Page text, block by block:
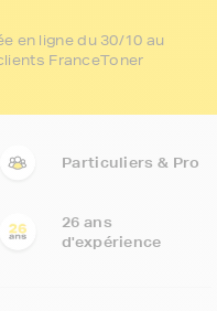
en ligne du 30/10 au
FranceToner
Particuliers & Pro
26 ans
d'expérience